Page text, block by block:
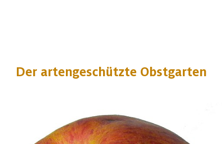
Der artengeschützte Obstgarten